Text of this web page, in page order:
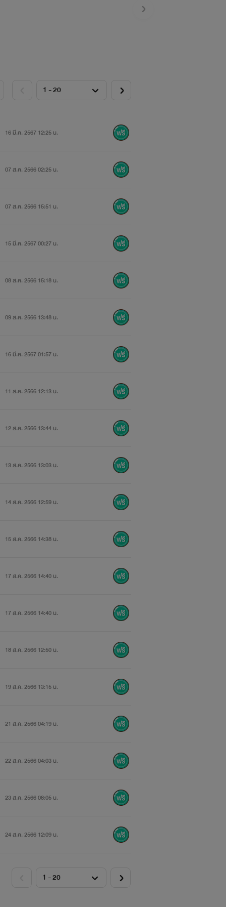
16 มี.ค. 2567 12:25 น.
07 ส.ค. 2566 02:25 น.
07 ส.ค. 2566 15:51 น.
15 มี.ค. 2567 00:27 น.
08 ส.ค. 2566 15:18 น.
09 ส.ค. 2566 13:48 น.
16 มี.ค. 2567 01:57 น.
11 ส.ค. 2566 12:13 น.
12 ส.ค. 2566 13:44 น.
13 ส.ค. 2566 13:03 น.
14 ส.ค. 2566 12:59 น.
15 ส.ค. 2566 14:38 น.
17 ส.ค. 2566 14:40 น.
17 ส.ค. 2566 14:40 น.
18 ส.ค. 2566 12:50 น.
19 ส.ค. 2566 13:15 น.
21 ส.ค. 2566 04:19 น.
22 ส.ค. 2566 04:03 น.
23 ส.ค. 2566 08:05 น.
24 ส.ค. 2566 12:09 น.